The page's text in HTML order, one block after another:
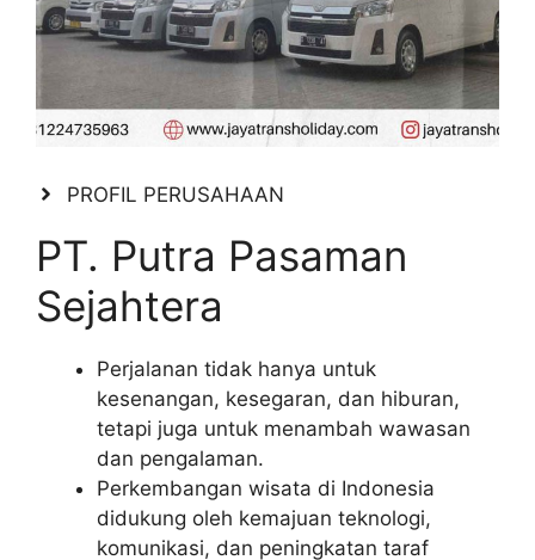
PROFIL PERUSAHAAN
PT. Putra Pasaman
Sejahtera
Perjalanan tidak hanya untuk
kesenangan, kesegaran, dan hiburan,
tetapi juga untuk menambah wawasan
dan pengalaman.
Perkembangan wisata di Indonesia
didukung oleh kemajuan teknologi,
komunikasi, dan peningkatan taraf